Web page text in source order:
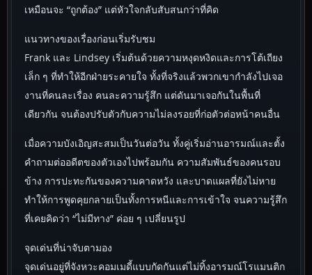
เหมือนจะ “ถูกต้อง” แต่หัวใจกลับสับสนกว่าที่คิด
แนวทางของเรื่องก่อนเริ่มรับชม
Frank และ Lindsey เริ่มต้นด้วยความหงุดหงิดและการโต้เถียง
เล็ก ๆ ที่ทำให้อีกฝ่ายระคายใจ ทั้งที่จริงแล้วพวกเขากำลังไปเจอ
งานที่คนละเรื่อง คนละความรู้สึก แต่ดันมาเจอกันในพื้นที่
เดียวกัน จนต้องปรับตัวกับความไม่ลงรอยที่ก่อตัวต่อหน้าคนอื่น
เมื่อความบังเอิญสะสมเป็นวันต่อวัน ทั้งคู่เริ่มอ่านอารมณ์และตั้ง
คำถามต่ออดีตของตัวเองไปพร้อมกัน ความสัมพันธ์ของคนรอบ
ข้าง การปะทะกันของความคาดหวัง และบาดแผลที่ยังไม่หาย
ทำให้การพูดคุยกลายเป็นทั้งการหนีและการเข้าใจ จนความรู้สึก
ที่เคยคิดว่า “ไม่มีทาง” ค่อย ๆ เปลี่ยนรูป
จุดเด่นที่น่าจับตามอง
จุดเด่นอยู่ที่จังหวะคอมเมดี้แบบกัดกันแต่ไม่ทิ้งอารมณ์โรแมนติก